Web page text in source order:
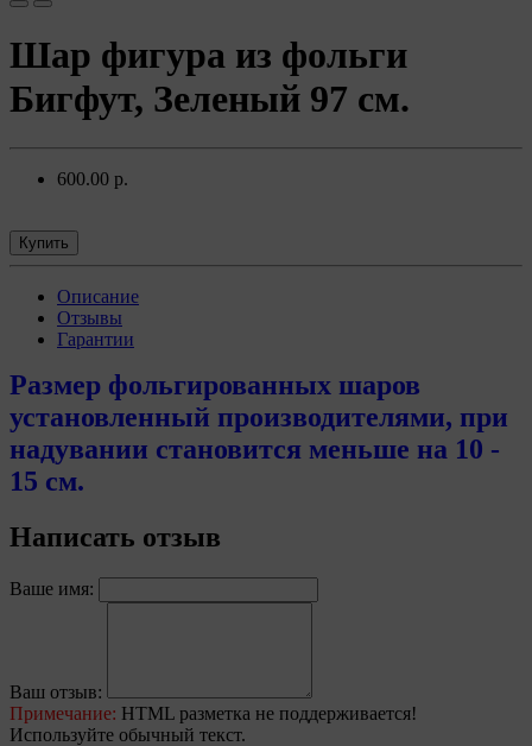
Шар фигура из фольги
Бигфут, Зеленый 97 см.
600.00 р.
Купить
Описание
Отзывы
Гарантии
Размер фольгированных шаров
установленный производителями, при
надувании становится меньше на 10 -
15 см.
Написать отзыв
Ваше имя:
Ваш отзыв:
Примечание: HTML разметка не поддерживается!
Используйте обычный текст.